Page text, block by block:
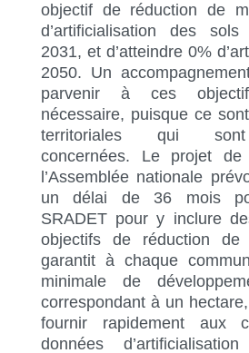
objectif de réduction de
d’artificialisation des
2031, et d’atteindre 0%
2050. Un
parvenir à ces
nécessaire, puisque ce
territoriales qui sont
concernées. Le projet
l’Assemblée nationale
un délai de 36 mois
SRADET pour y inclure
objectifs de réduction de
garantit à chaque
minimale de
correspondant à un
fournir rapidement aux
données